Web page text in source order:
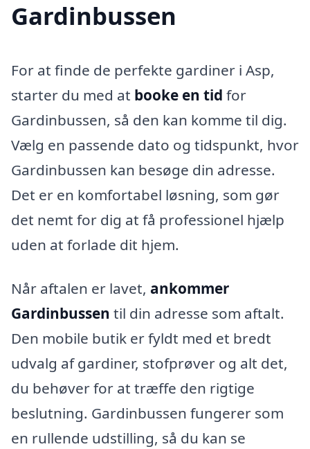
Gardinbussen
For at finde de perfekte gardiner i Asp,
starter du med at booke en tid for
Gardinbussen, så den kan komme til dig.
Vælg en passende dato og tidspunkt, hvor
Gardinbussen kan besøge din adresse.
Det er en komfortabel løsning, som gør
det nemt for dig at få professionel hjælp
uden at forlade dit hjem.
Når aftalen er lavet, ankommer
Gardinbussen til din adresse som aftalt.
Den mobile butik er fyldt med et bredt
udvalg af gardiner, stofprøver og alt det,
du behøver for at træffe den rigtige
beslutning. Gardinbussen fungerer som
en rullende udstilling, så du kan se